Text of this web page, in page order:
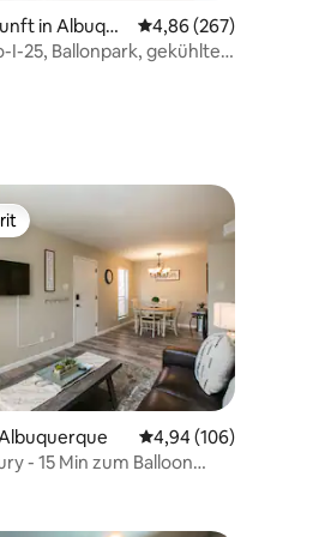
4,9 von 5, 246 Bewertungen
in Albuque
Durchschnittliche
4,86 (267)
I-25, Ballonpark, gekühlte
4,91 von 5, 303 Bewertungen
Durchschnittliche
4,94 (106)
- 15 Min zum Balloon